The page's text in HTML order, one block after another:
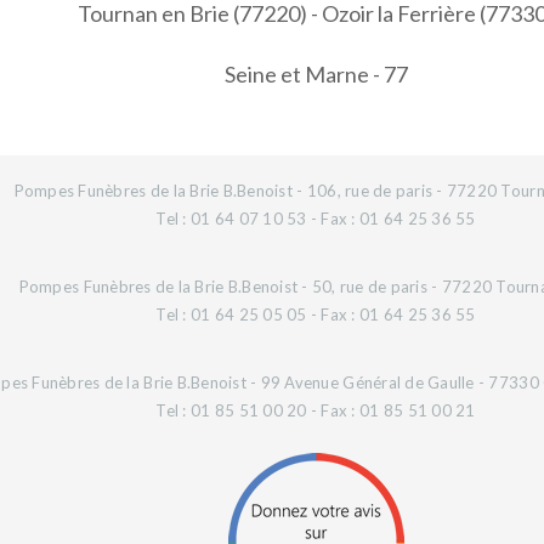
Tournan en Brie (77220) - Ozoir la Ferrière
Seine et Marne - 77
Pompes Funèbres de la Brie B.Benoist - 106, rue de paris - 77220
Tel : 01 64 07 10 53 - Fax : 01 64 25 36 55
Pompes Funèbres de la Brie B.Benoist - 50, rue de paris - 77220
Tel : 01 64 25 05 05 - Fax : 01 64 25 36 55
Funèbres de la Brie B.Benoist - 99 Avenue Général de Gaulle -
Tel : 01 85 51 00 20 - Fax : 01 85 51 00 21